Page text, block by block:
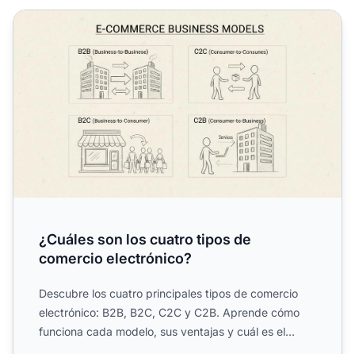
¿Cuáles son los cuatro tipos de comercio electrónico?
¿Cuáles son los cuatro tipos de
comercio electrónico?
Descubre los cuatro principales tipos de comercio
electrónico: B2B, B2C, C2C y C2B. Aprende cómo
funciona cada modelo, sus ventajas y cuál es el